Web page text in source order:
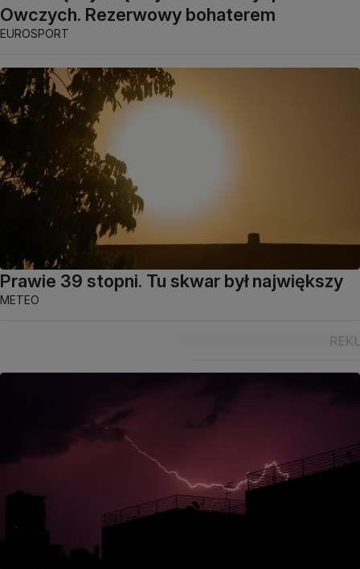
Owczych. Rezerwowy bohaterem
EUROSPORT
Prawie 39 stopni. Tu skwar był największy
METEO